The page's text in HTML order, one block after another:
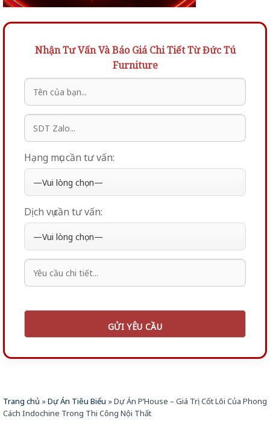
Nhận Tư Vấn Và Báo Giá Chi Tiết Từ Đức Tú
Furniture
Hạng mục cần tư vấn:
Dịch vụ cần tư vấn:
Trang chủ »Dự Án Tiêu Biểu »Dự Án P’House – Giá Trị Cốt Lõi Của Phong
Cách Indochine Trong Thi Công Nội Thất